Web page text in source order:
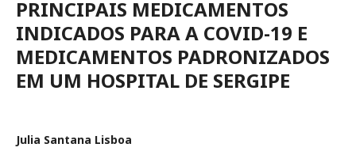
PRINCIPAIS MEDICAMENTOS
INDICADOS PARA A COVID-19 E
MEDICAMENTOS PADRONIZADOS
EM UM HOSPITAL DE SERGIPE
Julia Santana Lisboa